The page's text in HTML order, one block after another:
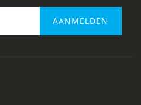
AANMELDEN